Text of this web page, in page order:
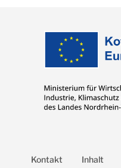
Kontakt Inhalt